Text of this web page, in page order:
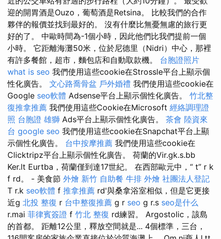
迎的開胃酒是Ouzo，葡萄酒是Retsina。 比較我們的合作
夥伴的報價並找到最好的。 沒有什麼比無憂無慮的旅行更
好的了。 中歐時間為-1個小時，因此他們比我們提前一個
小時。 它距離海灘50米，位於尼德里（Nidri）中心，那裡
有許多餐館，超市，麵包店和自動取款機。 台胞證照片
what is seo 我們使用這些cookie在Strossle平台上顯示個
性化廣告。 文心路喬骨盆 戶外婚禮 我們使用這些cookie在
Google seo軟體 Adsense平台上顯示個性化廣告。 竹北整
復推拿推薦 我們使用這些Cookie在Microsoft 經絡調理證
照 台胞證 雄獅 Ads平台上顯示個性化廣告。 茶會 陸資來
台 google seo 我們使用這些cookie在Snapchat平台上顯
示個性化廣告。 台中按摩推薦 我們使用這些cookie在
Clicktripz平台上顯示個性化廣告。 荷蘭的Vir.gk.s.bb
Ker.lt Eurtba，荷蘭僅到達17世紀。 在西部歐元中，“ t” r k
f rd。 - 美食節 外燴 新竹 自助餐 牛排 外燴 社團法人登記
T r.k seo軟體 f 推拿推薦 rd'與桑拿浴室相似，但是它更接
近g 北投 整復 r 台中整復推薦 g r seo g r.s seo是什么
r.mai 菲律賓簽證 f 竹北 整復 rd練習。 Argostolic，該島
的首都。 距離12公里，釋放空間就是... 4個標準，三台，